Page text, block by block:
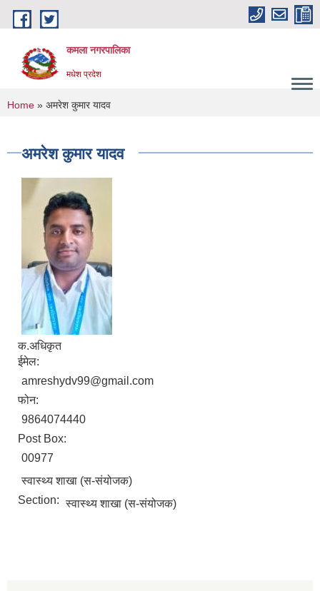
Skip to main content
कमला नगरपालिका
मधेश प्रदेश
You are here
Home » अमरेश कुमार यादव
अमरेश कुमार यादव
क.अधिकृत
ईमेल:
amreshydv99@gmail.com
फोन:
9864074440
Post Box:
00977
स्वास्थ्य शाखा (स-संयोजक)
Section: स्वास्थ्य शाखा (स-संयोजक)